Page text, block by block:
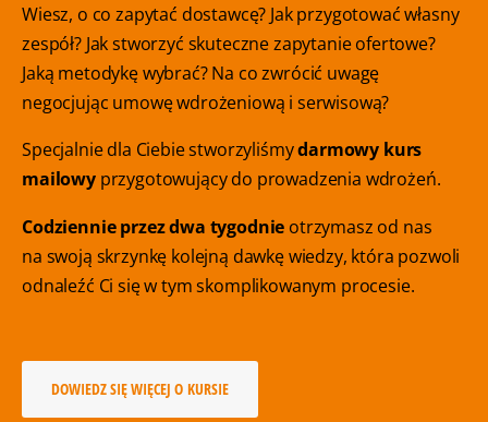
Wiesz, o co zapytać dostawcę? Jak przygotować własny
zespół? Jak stworzyć skuteczne zapytanie ofertowe?
Jaką metodykę wybrać? Na co zwrócić uwagę
negocjując umowę wdrożeniową i serwisową?
Specjalnie dla Ciebie stworzyliśmydarmowy kurs
mailowyprzygotowujący do prowadzenia wdrożeń.
Codziennie przez dwa tygodnie otrzymasz od nas
na swoją skrzynkę kolejną dawkę wiedzy, która pozwoli
odnaleźć Ci się w tym skomplikowanym procesie.
DOWIEDZ SIĘ WIĘCEJ O KURSIE